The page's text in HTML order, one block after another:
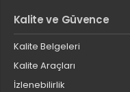
Kalite ve Güvence
Kalite Belgeleri
Kalite Araçları
İzlenebilirlik